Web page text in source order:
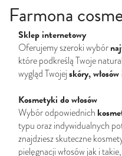
Farmona
Sklep internetowy
Oferujemy szeroki wybór
które podkreślą Twoje
wygląd Twojejskóry,
Kosmetyki do włosów
Wybór odpowiednich
typu oraz indywidualnych
znajdziesz skuteczne
pielęgnacji włosów jak i